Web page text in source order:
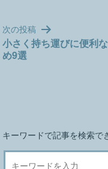
ゲ
ー
シ
次の投稿
小さく持ち運びに便利
め9選
キーワードで記事を検索で